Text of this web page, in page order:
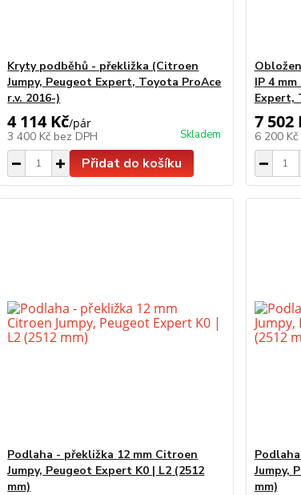
Kryty podběhů - překližka (Citroen
Jumpy, Peugeot Expert, Toyota ProAce
r.v. 2016-)
4 114 Kč/pár
3 400 Kč bez DPH Skladem
Přidat do košíku
IP 4
Expert,
7 502
6 200 Kč
Podlaha - překližka 12 mm Citroen
Jumpy, Peugeot Expert K0 | L2 (2512
mm)
Jumpy,
mm)